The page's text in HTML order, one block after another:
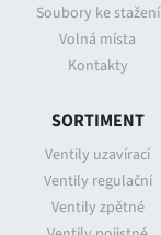
Soubory ke stažení
Volná místa
Kontakty
SORTIMENT
Ventily uzavírací
Ventily regulační
Ventily zpětné